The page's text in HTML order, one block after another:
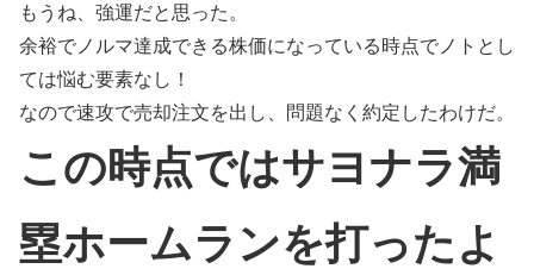
もうね、強運だと思った。
余裕でノルマ達成できる株価になっている時点でノトとし
ては悩む要素なし！
なので速攻で売却注文を出し、問題なく約定したわけだ。
この時点ではサヨナラ満
塁ホームランを打ったよ